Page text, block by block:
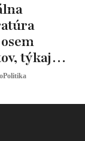
týkajú
Politika